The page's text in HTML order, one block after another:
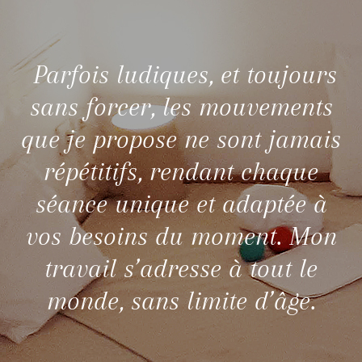
Parfois ludiques, et toujours
sans forcer, les mouvements
que je propose ne sont jamais
répétitifs, rendant chaque
séance unique et adaptée à
vos besoins du moment. Mon
travail s’adresse à tout le
monde, sans limite d’âge.